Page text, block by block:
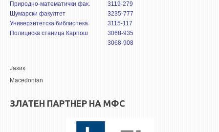
АКТИ
ИНФОРМАЦИИ ОД ЈАВЕН КАРАКТЕР
АНКЕТИ И САМОЕВАЛУАЦИИ
ТЕЛЕФОНСКИ ИМЕНИК
Природно-математички фак.
3119-279
Шумарски факултет
3235-777
Универзитетска библиотека
3115-117
Полициска станица Карпош
3068-935
3068-908
Јазик
Macedonian
ЗЛАТЕН ПАРТНЕР НА МФС